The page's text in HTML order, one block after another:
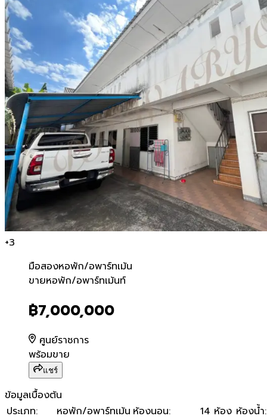
+3
มือสองหอพัก/อพาร์ทเม้น
ขายหอพัก/อพาร์ทเม้นท์
ขายหอพัก/อพาร์ทเม้นท์
฿7,000,000
ศูนย์ราชการ
พร้อมขาย
แชร์
ข้อมูลเบื้องต้น
ประเภท: หอพัก/อพาร์ทเม้น ห้องนอน: 14 ห้อง ห้องน้ำ: